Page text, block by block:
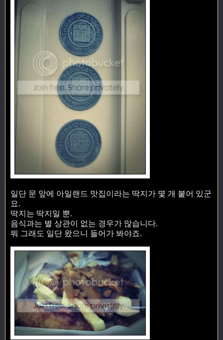
일단 문 앞에 아일랜드 맛집이라는 딱지가 몇 개 붙어 있군
요.
딱지는 딱지일 뿐.
음식과는 별 상관이 없는 경우가 많습니다.
뭐 그래도 일단 왔으니 들어가 봐야죠.